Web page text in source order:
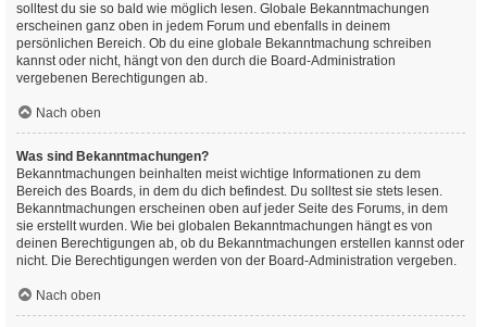
solltest du sie so bald wie möglich lesen. Globale Bekanntmachungen
erscheinen ganz oben in jedem Forum und ebenfalls in deinem
persönlichen Bereich. Ob du eine globale Bekanntmachung schreiben
kannst oder nicht, hängt von den durch die Board-Administration
vergebenen Berechtigungen ab.
Nach oben
Was sind Bekanntmachungen?
Bekanntmachungen beinhalten meist wichtige Informationen zu dem
Bereich des Boards, in dem du dich befindest. Du solltest sie stets lesen.
Bekanntmachungen erscheinen oben auf jeder Seite des Forums, in dem
sie erstellt wurden. Wie bei globalen Bekanntmachungen hängt es von
deinen Berechtigungen ab, ob du Bekanntmachungen erstellen kannst oder
nicht. Die Berechtigungen werden von der Board-Administration vergeben.
Nach oben